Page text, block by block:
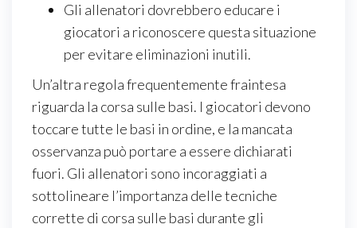
Gli allenatori dovrebbero educare i
giocatori a riconoscere questa situazione
per evitare eliminazioni inutili.
Un’altra regola frequentemente fraintesa
riguarda la corsa sulle basi. I giocatori devono
toccare tutte le basi in ordine, e la mancata
osservanza può portare a essere dichiarati
fuori. Gli allenatori sono incoraggiati a
sottolineare l’importanza delle tecniche
corrette di corsa sulle basi durante gli